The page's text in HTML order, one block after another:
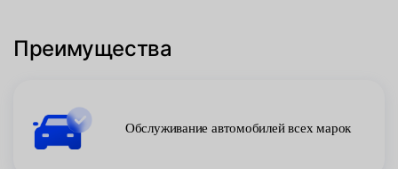
Преимущества
Обслуживание автомобилей всех марок